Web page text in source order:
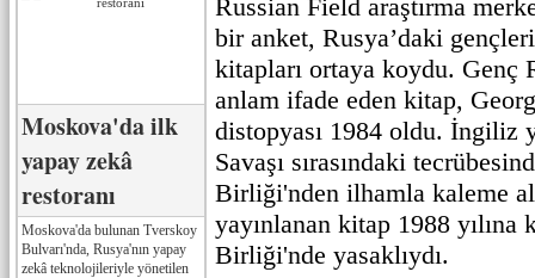
Moskova'da ilk
yapay zekâ
restoranı
Moskova'da bulunan Tverskoy
Bulvarı'nda, Rusya'nın yapay
zekâ teknolojileriyle yönetilen
Russian Field araştırma
bir anket, Rusya’daki
kitapları ortaya koydu. Genç
anlam ifade eden kitap,
distopyası 1984 oldu. İngiliz
Savaşı sırasındaki
Birliği'nden ilhamla kaleme
yayınlanan kitap 1988 yılına
Birliği'nde yasaklıydı.